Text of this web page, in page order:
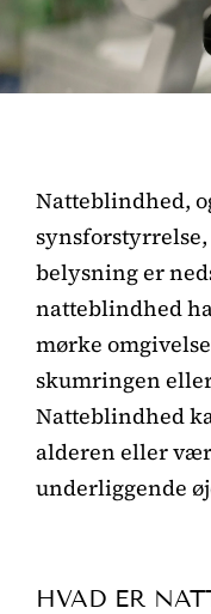
Natteblindhed,
synsforstyrrelse,
belysning er
natteblindhed
mørke
skumringen
Natteblindhed
alderen eller
underliggende
HVAD ER